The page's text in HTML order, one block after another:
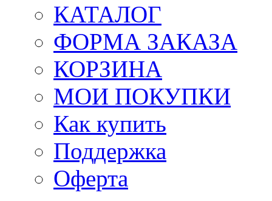
КАТАЛОГ
ФОРМА ЗАКАЗА
КОРЗИНА
МОИ ПОКУПКИ
Как купить
Поддержка
Оферта